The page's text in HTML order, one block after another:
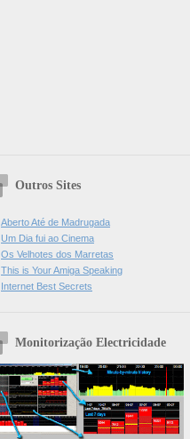
Outros Sites
Aberto Até de Madrugada
Um Dia fui ao Cinema
Os Velhotes dos Marretas
This is Your Amiga Speaking
Internet Best Secrets
Monitorização Electricidade